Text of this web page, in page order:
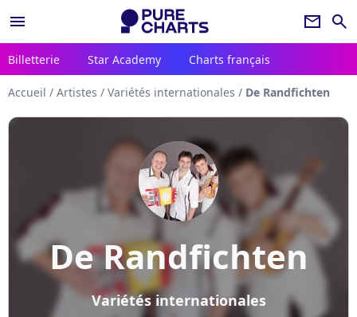
menu newsletter search
Billetterie Star Academy Charts français
Accueil / Artistes / Variétés internationales / De Randfichten
De Randfichten
Variétés internationales